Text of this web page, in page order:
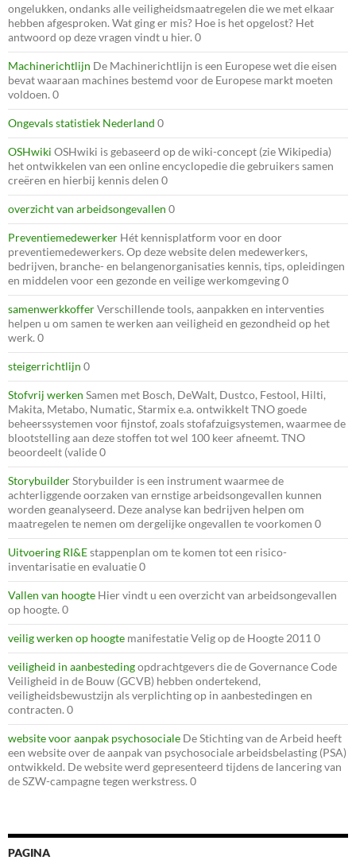
ongelukken, ondanks alle veiligheidsmaatregelen die we met elkaar
hebben afgesproken. Wat ging er mis? Hoe is het opgelost? Het
antwoord op deze vragen vindt u hier. 0
Machinerichtlijn De Machinerichtlijn is een Europese wet die eisen
bevat waaraan machines bestemd voor de Europese markt moeten
voldoen. 0
Ongevals statistiek Nederland 0
OSHwiki OSHwiki is gebaseerd op de wiki-concept (zie Wikipedia)
het ontwikkelen van een online encyclopedie die gebruikers samen
creëren en hierbij kennis delen 0
overzicht van arbeidsongevallen 0
Preventiemedewerker Hét kennisplatform voor en door
preventiemedewerkers. Op deze website delen medewerkers,
bedrijven, branche- en belangenorganisaties kennis, tips, opleidingen
en middelen voor een gezonde en veilige werkomgeving 0
samenwerkkofferVerschillende tools, aanpakken en interventies
helpen u om samen te werken aan veiligheid en gezondheid op het
werk. 0
steigerrichtlijn 0
Stofvrij werken Samen met Bosch, DeWalt, Dustco, Festool, Hilti,
Makita, Metabo, Numatic, Starmix e.a. ontwikkelt TNO goede
beheerssystemen voor fijnstof, zoals stofafzuigsystemen, waarmee de
blootstelling aan deze stoffen tot wel 100 keer afneemt. TNO
beoordeelt (valide 0
StorybuilderStorybuilder is een instrument waarmee de
achterliggende oorzaken van ernstige arbeidsongevallen kunnen
worden geanalyseerd. Deze analyse kan bedrijven helpen om
maatregelen te nemen om dergelijke ongevallen te voorkomen 0
Uitvoering RI&Estappenplan om te komen tot een risico-
inventarisatie en evaluatie 0
Vallen van hoogte Hier vindt u een overzicht van arbeidsongevallen
op hoogte. 0
veilig werken op hoogte manifestatie Velig op de Hoogte 2011 0
veiligheid in aanbestedingopdrachtgevers die de Governance Code
Veiligheid in de Bouw (GCVB) hebben ondertekend,
veiligheidsbewustzijn als verplichting op in aanbestedingen en
contracten. 0
website voor aanpak psychosociale De Stichting van de Arbeid heeft
een website over de aanpak van psychosociale arbeidsbelasting (PSA)
ontwikkeld. De website werd gepresenteerd tijdens de lancering van
de SZW-campagne tegen werkstress. 0
PAGINA